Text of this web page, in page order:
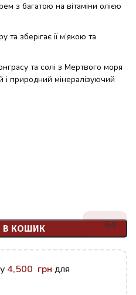
з багатою на вітаміни олією
зберігає її м’якою та
та солі з Мертвого моря
природний мінералізуючий
В КОШИК 64
4,500 грн для